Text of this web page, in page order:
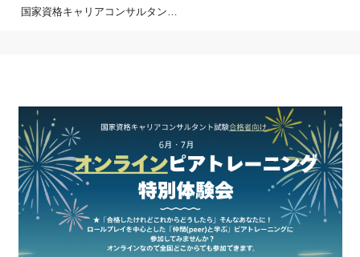
国家資格キャリアコンサルタント合格者の皆様へ｜JCDA＜オンライン＞「ピアトレーニング」特別体験会のご案内🌿